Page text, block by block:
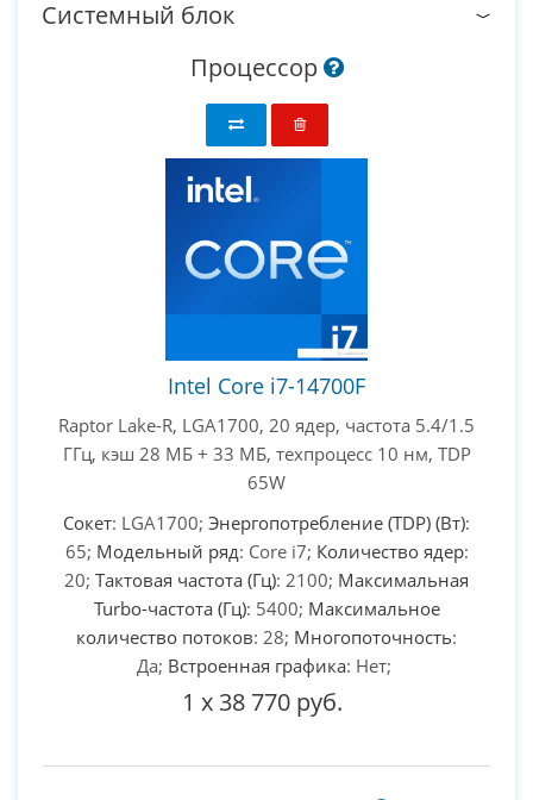
Системный блок
Процессор
Intel Core i7-14700F
Raptor Lake-R, LGA1700, 20 ядер, частота 5.4/1.5
ГГц, кэш 28 МБ + 33 МБ, техпроцесс 10 нм, TDP
65W
Сокет: LGA1700; Энергопотребление (TDP) (Вт):
65; Модельный ряд: Core i7; Количество ядер:
20; Тактовая частота (Гц): 2100; Максимальная
Turbo-частота (Гц): 5400; Максимальное
количество потоков: 28; Многопоточность:
Да; Встроенная графика: Нет;
1 x 38 770 руб.